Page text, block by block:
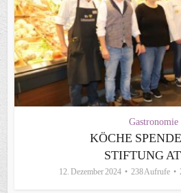
Gastronomie
KÖCHE
STIFTUNG
12. Dezember 2024 238 Aufrufe